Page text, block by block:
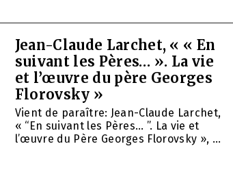
Jean-Claude Larchet, « « En
suivant les Pères… ». La vie
et l’œuvre du père Georges
Florovsky »
Vient de paraître: Jean-Claude Larchet,
« “En suivant les Pères… ”. La vie et
l’œuvre du Père Georges Florovsky », ...